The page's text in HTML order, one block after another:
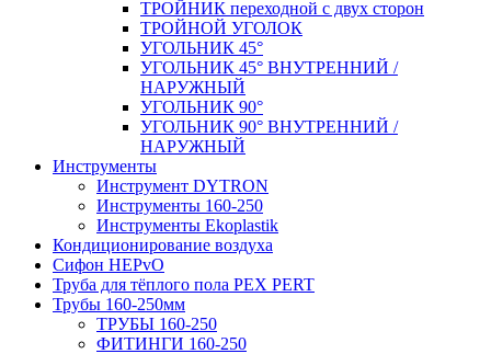
ТРОЙНИК переходной с двух сторон
ТРОЙНОЙ УГОЛОК
УГОЛЬНИК 45°
УГОЛЬНИК 45° ВНУТРЕННИЙ /
НАРУЖНЫЙ
УГОЛЬНИК 90°
УГОЛЬНИК 90° ВНУТРЕННИЙ /
НАРУЖНЫЙ
Инструменты
Инструмент DYTRON
Инструменты 160-250
Инструменты Ekoplastik
Кондиционирование воздуха
Сифон HEPvO
Труба для тёплого пола PEX PERT
Трубы 160-250мм
ТРУБЫ 160-250
ФИТИНГИ 160-250